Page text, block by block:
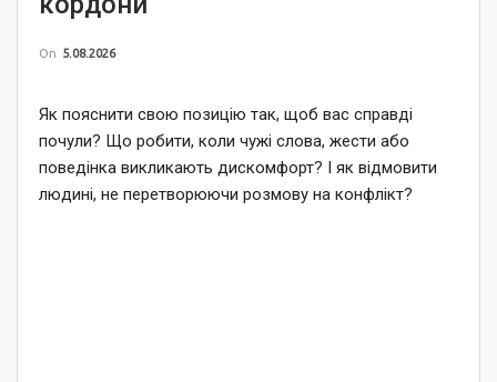
On 5.08.2026
Як пояснити свою позицію так, щоб вас справді
почули? Що робити, коли чужі слова, жести або
поведінка викликають дискомфорт? І як відмовити
людині, не перетворюючи розмову на конфлікт?